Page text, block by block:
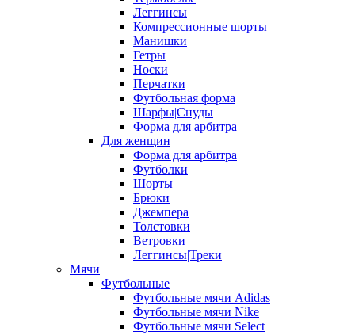
Леггинсы
Компрессионные шорты
Манишки
Гетры
Носки
Перчатки
Футбольная форма
Шарфы|Снуды
Форма для арбитра
Для женщин
Форма для арбитра
Футболки
Шорты
Брюки
Джемпера
Толстовки
Ветровки
Леггинсы|Треки
Мячи
Футбольные
Футбольные мячи Adidas
Футбольные мячи Nike
Футбольные мячи Select